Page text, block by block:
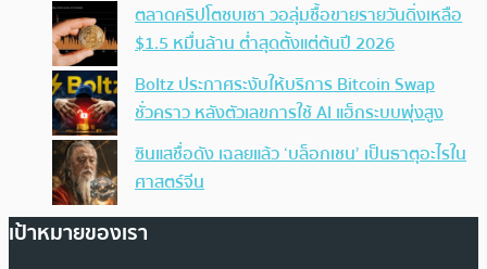
ตลาดคริปโตซบเซา วอลุ่มซื้อขายรายวันดิ่งเหลือ
$1.5 หมื่นล้าน ต่ำสุดตั้งแต่ต้นปี 2026
Boltz ประกาศระงับให้บริการ Bitcoin Swap
ชั่วคราว หลังตัวเลขการใช้ AI แฮ็กระบบพุ่งสูง
ซินแสชื่อดัง เฉลยแล้ว ‘บล็อกเชน’ เป็นธาตุอะไรใน
ศาสตร์จีน
เป้าหมายของเรา